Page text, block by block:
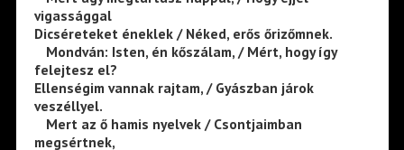
vigassággal
Dicséreteket éneklek / Néked, erős őrizőmnek.
Mondván: Isten, én kőszálam, / Mért, hogy így
felejtesz el?
Ellenségim vannak rajtam, / Gyászban járok
veszéllyel.
Mert az ő hamis nyelvek / Csontjaimban
megsértnek,